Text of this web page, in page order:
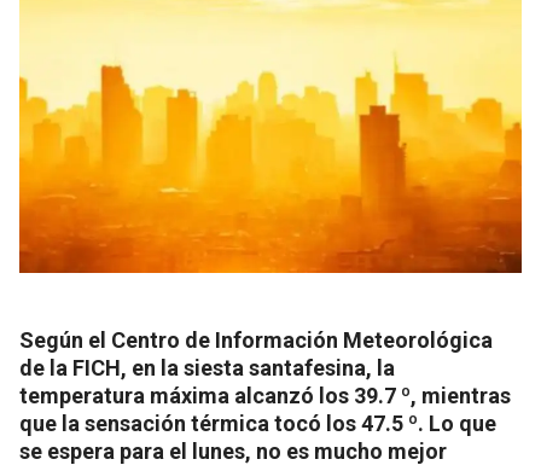
Según el Centro de Información Meteorológica
de la FICH, en la siesta santafesina, la
temperatura máxima alcanzó los 39.7 º, mientras
que la sensación térmica tocó los 47.5 º. Lo que
se espera para el lunes, no es mucho mejor